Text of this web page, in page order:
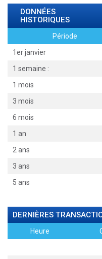
DONNÉES
HISTORIQUES
Période
1er janvier
1 semaine :
1 mois
3 mois
6 mois
1 an
2 ans
3 ans
5 ans
DERNIÈRES
Heure